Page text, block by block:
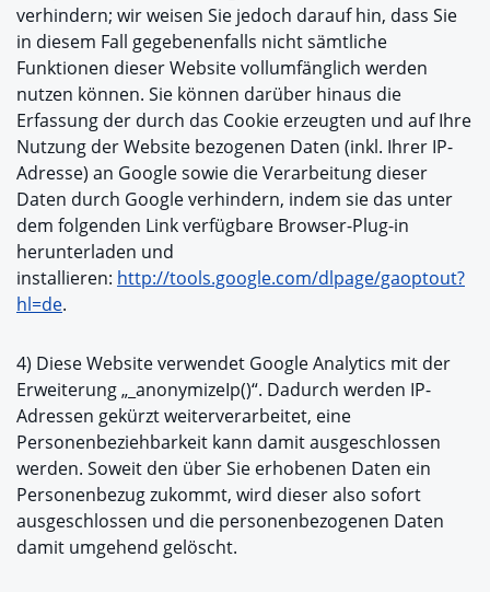
verhindern; wir weisen Sie jedoch darauf hin, dass Sie
in diesem Fall gegebenenfalls nicht sämtliche
Funktionen dieser Website vollumfänglich werden
nutzen können. Sie können darüber hinaus die
Erfassung der durch das Cookie erzeugten und auf Ihre
Nutzung der Website bezogenen Daten (inkl. Ihrer IP-
Adresse) an Google sowie die Verarbeitung dieser
Daten durch Google verhindern, indem sie das unter
dem folgenden Link verfügbare Browser-Plug-in
herunterladen und
installieren: http://tools.google.com/dlpage/gaoptout?
hl=de.
4) Diese Website verwendet Google Analytics mit der
Erweiterung „_anonymizeIp()“. Dadurch werden IP-
Adressen gekürzt weiterverarbeitet, eine
Personenbeziehbarkeit kann damit ausgeschlossen
werden. Soweit den über Sie erhobenen Daten ein
Personenbezug zukommt, wird dieser also sofort
ausgeschlossen und die personenbezogenen Daten
damit umgehend gelöscht.